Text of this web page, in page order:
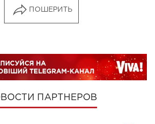
ПОШЕРИТЬ
ПАРТНЕРОВ